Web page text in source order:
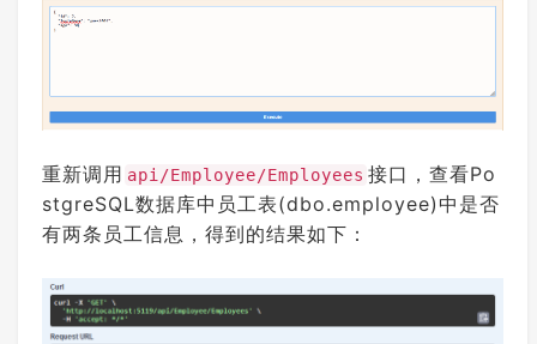
重新调用 api/Employee/Employees 接口，查看Po
stgreSQL数据库中员工表(dbo.employee)中是否
有两条员工信息，得到的结果如下：